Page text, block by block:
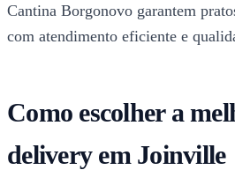
Cantina Borgonovo garantem
com atendimento eficiente e
Como escolher a
delivery em Joinville